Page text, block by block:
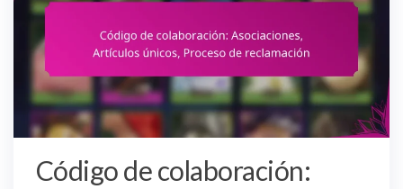
Código de colaboración: